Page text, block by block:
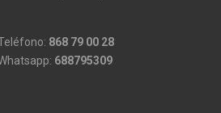
868 79 00 28
688795309